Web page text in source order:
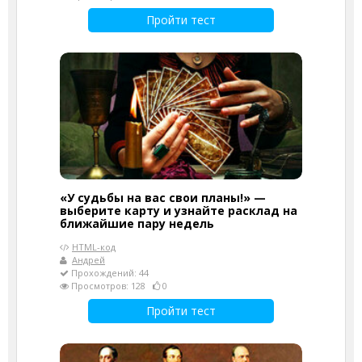
Пройти тест
«У судьбы на вас свои планы!» —
выберите карту и узнайте расклад на
ближайшие пару недель
HTML-код
Андрей
Прохождений: 44
Просмотров: 128
0
Пройти тест